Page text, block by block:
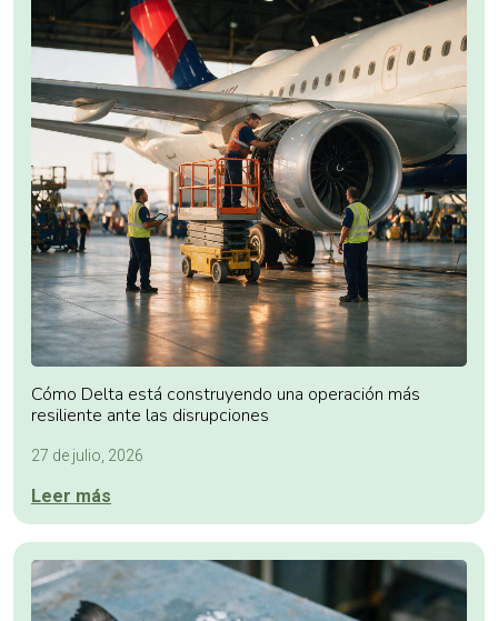
Cómo Delta está construyendo una operación más
resiliente ante las disrupciones
27 de julio, 2026
Leer más